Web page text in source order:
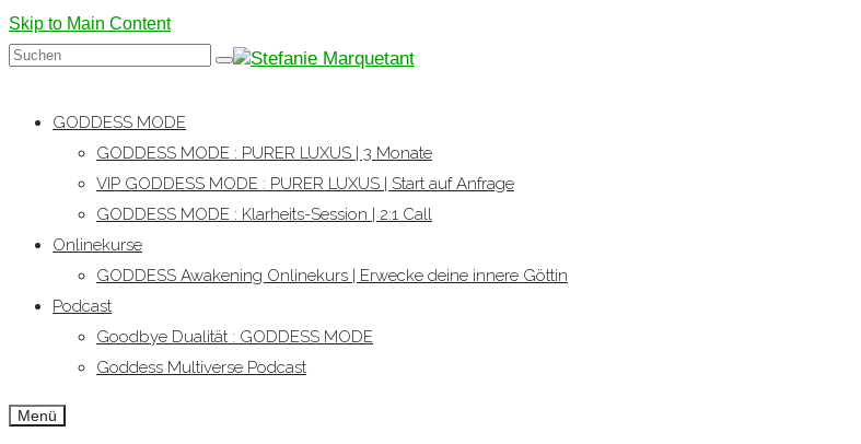
Skip to Main Content
Suchen
GODDESS MODE
GODDESS MODE : PURER LUXUS | 3 Monate
VIP GODDESS MODE : PURER LUXUS | Start auf Anfrage
GODDESS MODE : Klarheits-Session | 2:1 Call
Onlinekurse
GODDESS Awakening Onlinekurs | Erwecke deine innere Göttin
Podcast
Goodbye Dualität : GODDESS MODE
Goddess Multiverse Podcast
Menü